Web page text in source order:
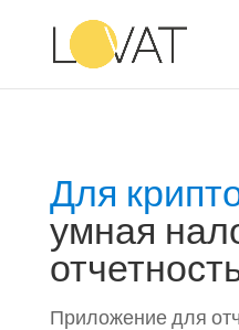
Для
умная